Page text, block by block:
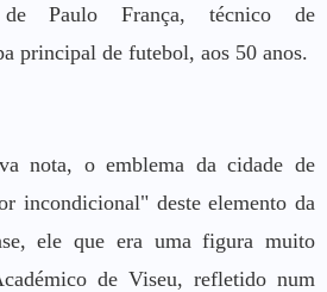
Paulo França, técnico de
principal de futebol, aos 50 anos.
nota, o emblema da cidade de
incondicional" deste elemento da
ele que era uma figura muito
de Viseu, refletido num